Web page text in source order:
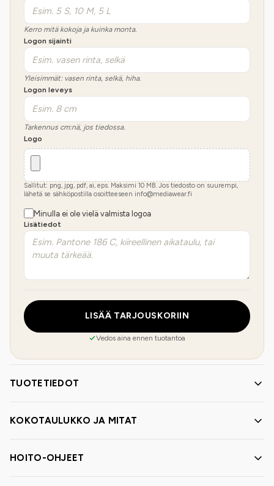
Kerro mitä kokoja ja kuinka monta.
Logon sijainti
Yleisimmät: vasen rinta, selkä, hiha.
Logon leveys
Tarkennus cm:nä, jos tiedossa.
Logo
Sallitut: png, jpg, pdf, ai, eps. Maksimi 10 MB. Jos tiedosto on suurempi,
lähetä se sähköpostilla osoitteeseen info@mediawear.fi
Minulla ei ole vielä valmista logoa
Lisätiedot
LISÄÄ TARJOUSKORIIN
Vedos aina ennen tuotantoa
TUOTETIEDOT
KOKOTAULUKKO JA MITAT
HOITO-OHJEET